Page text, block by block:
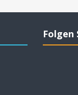
Folgen